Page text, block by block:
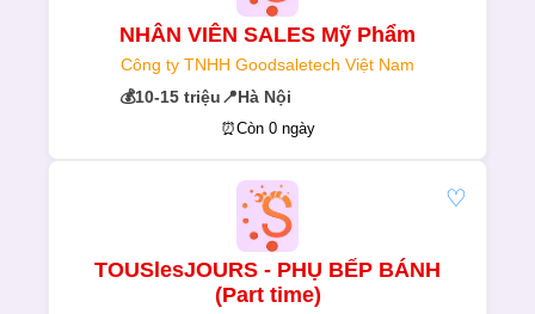
NHÂN VIÊN SALES Mỹ Phẩm
Công ty TNHH Goodsaletech Việt Nam
💰10-15 triệu📍Hà Nội
⏰Còn 0 ngày
TOUSlesJOURS - PHỤ BẾP BÁNH
(Part time)
♡